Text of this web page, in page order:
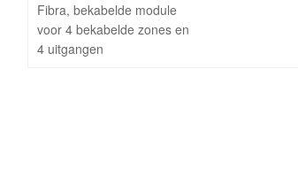
Fibra, bekabelde module
voor 4 bekabelde zones en
4 uitgangen